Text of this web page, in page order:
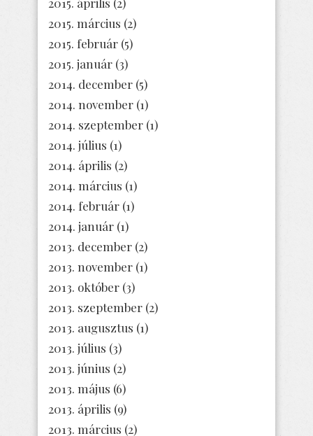
2015. március (2)
2015. február (5)
2015. január (3)
2014. december (5)
2014. november (1)
2014. szeptember (1)
2014. július (1)
2014. április (2)
2014. március (1)
2014. február (1)
2014. január (1)
2013. december (2)
2013. november (1)
2013. október (3)
2013. szeptember (2)
2013. augusztus (1)
2013. július (3)
2013. június (2)
2013. május (6)
2013. április (9)
2013. március (2)